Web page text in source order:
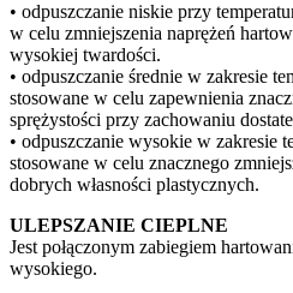
• odpuszczanie niskie przy
w celu zmniejszenia naprężeń
wysokiej twardości.
• odpuszczanie średnie w zakresie
stosowane w celu zapewnienia
sprężystości przy zachowaniu
• odpuszczanie wysokie w zakresie
stosowane w celu znacznego
dobrych własności plastycznych.
ULEPSZANIE CIEPLNE
Jest połączonym zabiegiem
wysokiego.